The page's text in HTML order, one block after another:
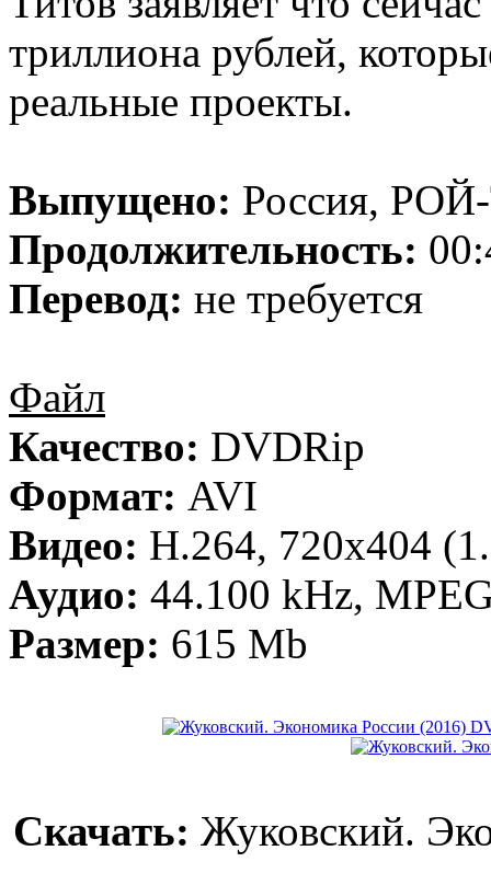
триллиона рублей,
реальные проекты.
Выпущено: Россия,
Продолжительность:
Перевод: не требуется
Файл
Качество: DVDRip
Формат: AVI
Видео: H.264, 720x404
Аудио: 44.100 kHz,
Размер: 615 Mb
Скачать: Жуковский.